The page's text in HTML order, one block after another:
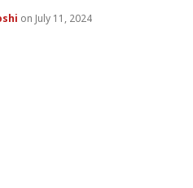
July 11, 2024